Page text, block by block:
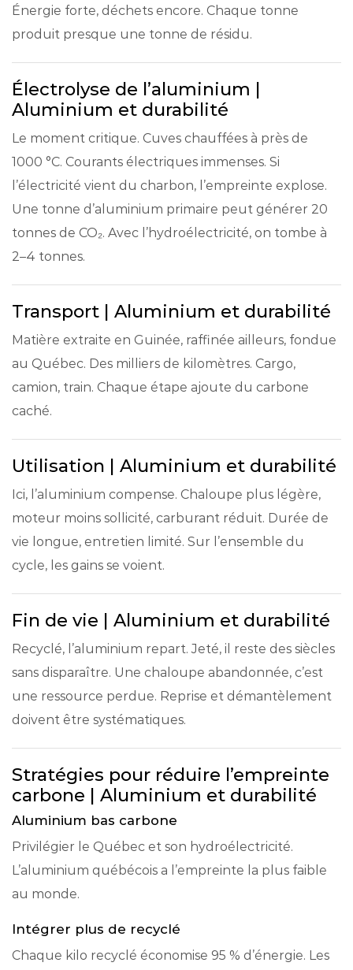
Énergie forte, déchets encore. Chaque tonne
produit presque une tonne de résidu.
Électrolyse de l’aluminium |
Aluminium et durabilité
Le moment critique. Cuves chauffées à près de
1000 °C. Courants électriques immenses. Si
l’électricité vient du charbon, l’empreinte explose.
Une tonne d’aluminium primaire peut générer 20
tonnes de CO₂. Avec l’hydroélectricité, on tombe à
2–4 tonnes.
Transport | Aluminium et durabilité
Matière extraite en Guinée, raffinée ailleurs, fondue
au Québec. Des milliers de kilomètres. Cargo,
camion, train. Chaque étape ajoute du carbone
caché.
Utilisation | Aluminium et durabilité
Ici, l’aluminium compense. Chaloupe plus légère,
moteur moins sollicité, carburant réduit. Durée de
vie longue, entretien limité. Sur l’ensemble du
cycle, les gains se voient.
Fin de vie | Aluminium et durabilité
Recyclé, l’aluminium repart. Jeté, il reste des siècles
sans disparaître. Une chaloupe abandonnée, c’est
une ressource perdue. Reprise et démantèlement
doivent être systématiques.
Stratégies pour réduire l’empreinte
carbone | Aluminium et durabilité
Aluminium bas carbone
Privilégier le Québec et son hydroélectricité.
L’aluminium québécois a l’empreinte la plus faible
au monde.
Intégrer plus de recyclé
Chaque kilo recyclé économise 95 % d’énergie. Les